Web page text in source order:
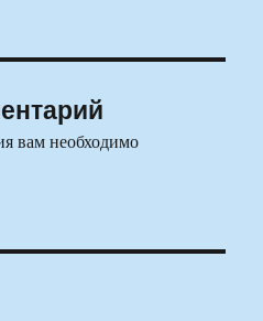
вам необходимо